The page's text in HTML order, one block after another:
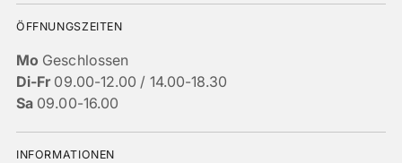
ÖFFNUNGSZEITEN
Mo Geschlossen
Di-Fr09.00-12.00 / 14.00-18.30
Sa 09.00-16.00
INFORMATIONEN